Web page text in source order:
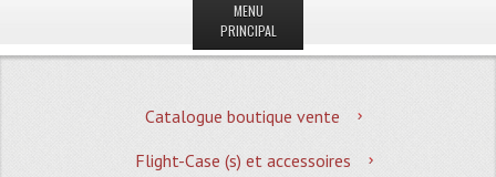
MENU
PRINCIPAL
MAGASIN
Quoi De Neuf?
Catalogue boutique vente
Flight-Case (s) et accessoires